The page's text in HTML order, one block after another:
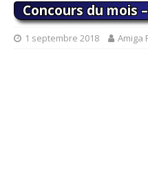
Concours du mois
1 septembre 2018 Amiga